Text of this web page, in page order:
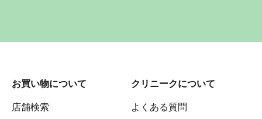
お買い物について
店舗検索
クリニークについて
よくある質問